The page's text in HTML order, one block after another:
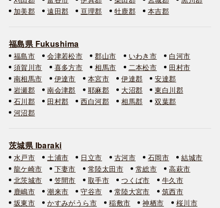
加美郡
遠田郡 亘理郡 牡鹿郡 本吉郡
福島県 Fukushima
福島市 会津若松市 郡山市 いわき市
白河市
須賀川市
喜多方市 相馬市 二本松市
田村市
南相馬市
伊達市 本宮市 伊達郡
安達郡
岩瀬郡
南会津郡 耶麻郡 大沼郡
東白川郡
石川郡
田村郡 西白河郡 相馬郡
双葉郡
河沼郡
茨城県 Ibaraki
水戸市 土浦市 日立市 古河市 石岡市
結城市
龍ケ崎市
下妻市 常陸太田市 常総市
高萩市
北茨城市
笠間市 取手市 つくば市
牛久市
鹿嶋市
潮来市 守谷市 常陸大宮市
筑西市
坂東市
かすみがうら市 稲敷市 神栖市
桜川市